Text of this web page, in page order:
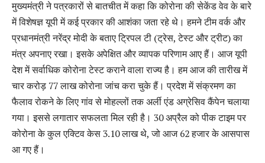
मुख्यमंत्री ने पत्रकारों से बातचीत में कहा कि कोरोना की सेकेंड वेव के बारे
में विशेषज्ञ यूपी में कई प्रकार की आशंका जता रहे थे। हमने टीम वर्क और
प्रधानमंत्री नरेंद्र मोदी के बताए ट्रिपल टी (ट्रेस, टेस्ट और ट्रीट) का
मंत्र अपनाए रखा। इसके अपेक्षित और व्यापक परिणाम आए हैं। आज यूपी
देश में सर्वाधिक कोरोना टेस्ट कराने वाला राज्य है। हम आज की तारीख में
चार करोड़ 77 लाख कोरोना जांच करा चुके हैं। प्रदेश में संक्रमण का
फैलाव रोकने के लिए गांव से मोहल्लों तक अर्ली एंड अग्रेसिव कैंपेन चलाया
गया। इससे लगातार सफलता मिल रही है। 30 अप्रैल को पीक टाइम पर
कोरोना के कुल एक्टिव केस 3.10 लाख थे, जो आज 62 हजार के आसपास
आ गए हैं।